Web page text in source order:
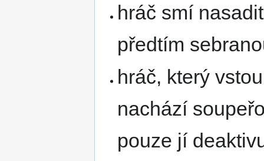
hráč smí
předtím
hráč, který
nachází
pouze jí